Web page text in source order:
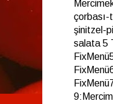
çorbası-
şinitzel-
salata 5